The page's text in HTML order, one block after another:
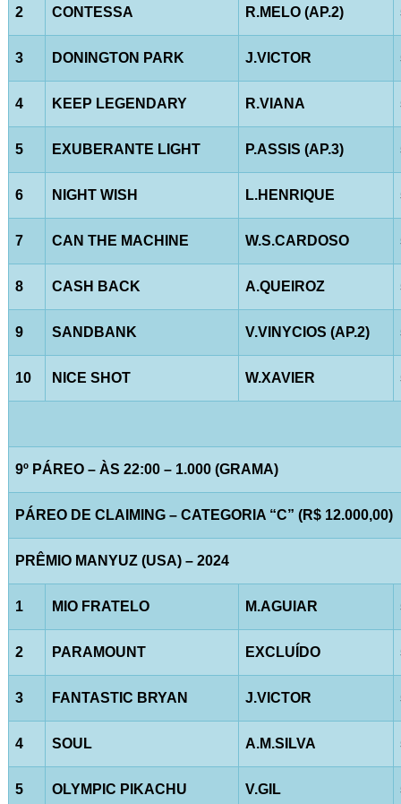
2 CONTESSA R.MELO (AP.2)
3 DONINGTON PARK J.VICTOR
4 KEEP LEGENDARY R.VIANA
5 EXUBERANTE LIGHT P.ASSIS (AP.3)
6 NIGHT WISH L.HENRIQUE
7 CAN THE MACHINE W.S.CARDOSO
8 CASH BACK A.QUEIROZ
9 SANDBANK V.VINYCIOS (AP.2)
10 NICE SHOT W.XAVIER
9º PÁREO – ÀS 22:00 – 1.000 (GRAMA)
PÁREO DE CLAIMING – CATEGORIA “C” (R$ 12.000,00)
PRÊMIO MANYUZ (USA) – 2024
1 MIO FRATELO M.AGUIAR
2 PARAMOUNT EXCLUÍDO
3 FANTASTIC BRYAN J.VICTOR
4 SOUL A.M.SILVA
5 OLYMPIC PIKACHU V.GIL